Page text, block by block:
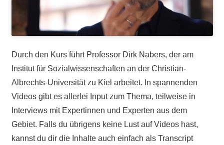
Durch den Kurs führt Professor Dirk Nabers, der am
Institut für Sozialwissenschaften an der Christian-
Albrechts-Universität zu Kiel arbeitet. In spannenden
Videos gibt es allerlei Input zum Thema, teilweise in
Interviews mit Expertinnen und Experten aus dem
Gebiet. Falls du übrigens keine Lust auf Videos hast,
kannst du dir die Inhalte auch einfach als Transcript